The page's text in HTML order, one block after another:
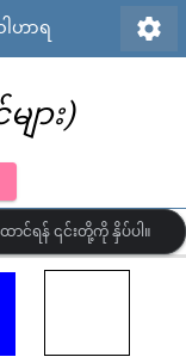
ါဟာရ settings
ျား)
ခေါ်မှု
ာင်ရန် ၎င်းတို့ကို နှိပ်ပါ။